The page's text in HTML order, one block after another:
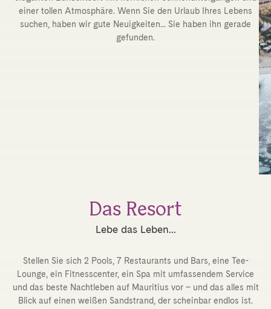
einer tollen Atmosphäre. Wenn Sie den Urlaub Ihres Lebens
suchen, haben wir gute Neuigkeiten... Sie haben ihn gerade
gefunden.
Das Resort
Lebe das Leben...
Stellen Sie sich 2 Pools, 7 Restaurants und Bars, eine Tee-
Lounge, ein Fitnesscenter, ein Spa mit umfassendem Service
und das beste Nachtleben auf Mauritius vor – und das alles mit
Blick auf einen weißen Sandstrand, der scheinbar endlos ist.